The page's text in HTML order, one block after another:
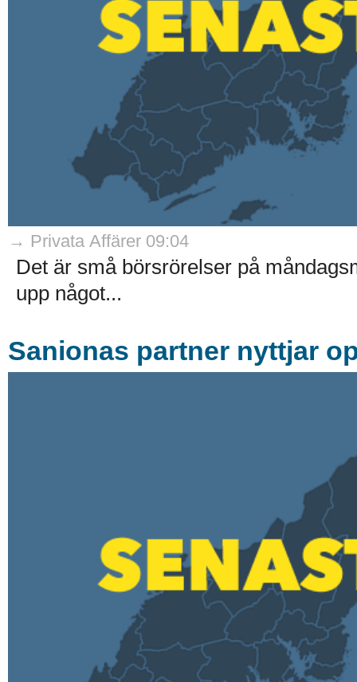
→ Privata Affärer 09:04
Det är små börsrörelser på
upp något...
Sanionas partner nyttjar